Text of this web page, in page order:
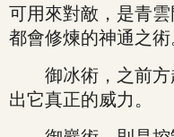
可用來對敵，是青
都會修煉的神通之術
御冰術，之前方
出它真正的威力。